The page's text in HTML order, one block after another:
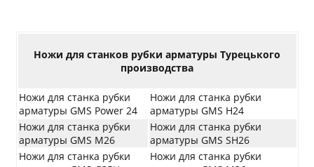
Ножи для станков рубки арматуры Турецького
производства
Ножи для станка рубки
арматуры GMS Power 24
Ножи для станка рубки
арматуры GMS H24
Ножи для станка рубки
арматуры GMS M26
Ножи для станка рубки
арматуры GMS SH26
Ножи для станка рубки
Ножи для станка рубки